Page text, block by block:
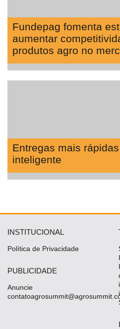
Fundepag fomenta
aumentar
produtos agro no
Entregas mais
inteligente
INSTITUCIONAL
Política de Privacidade
PUBLICIDADE
Anuncie